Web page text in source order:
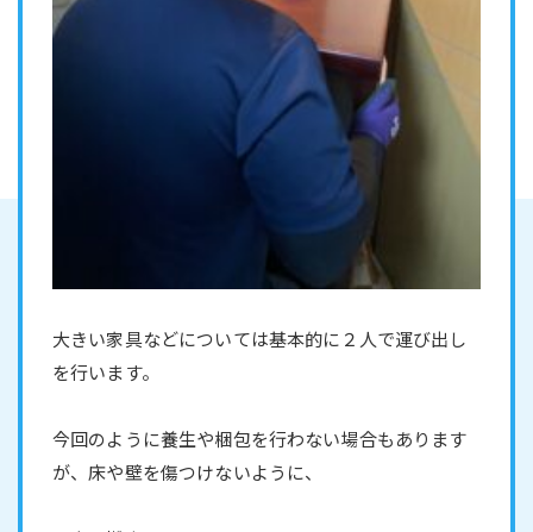
大きい家具などについては基本的に２人で運び出し
を行います。
今回のように養生や梱包を行わない場合もあります
が、床や壁を傷つけないように、